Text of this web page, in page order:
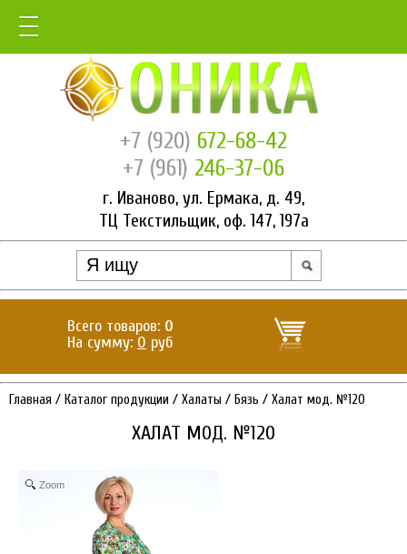
+7 (920) 672-68-42
+7 (961) 246-37-06
г. Иваново, ул. Ермака, д. 49,
ТЦ Текстильщик, оф. 147, 197а
Всего товаров: 0
На сумму: 0 руб
Главная / Каталог продукции / Халаты / Бязь / Халат мод. №120
ХАЛАТ МОД. №120
Zoom